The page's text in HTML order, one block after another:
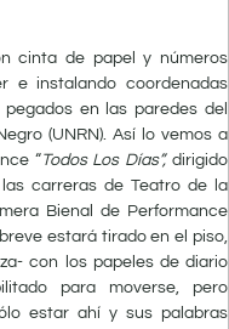
cinta de papel y números
e instalando coordenadas
en las paredes del
(UNRN). Así lo vemos a
“Todos Los Días”,dirigido
carreras de Teatro de la
Bienal de Performance
estará tirado en el piso,
con los papeles de diario
para moverse, pero
estar ahí y sus palabras